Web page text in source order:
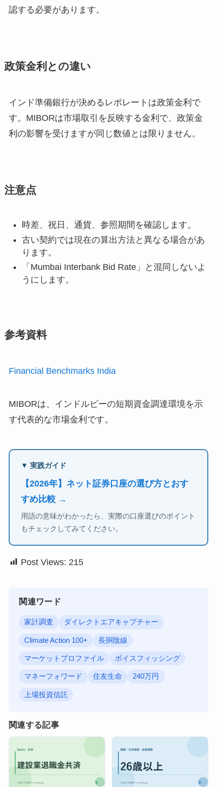
認する必要があります。
政策金利との違い
インド準備銀行が決めるレポレートは政策金利で
す。MIBORは市場取引を反映する金利で、政策金
利の影響を受けますが同じ数値とは限りません。
注意点
時差、祝日、通貨、参照期間を確認します。
古い契約では現在の算出方法と異なる場合があ
ります。
「Mumbai Interbank Bid Rate」と混同しないよ
うにします。
参考資料
Financial Benchmarks India
MIBORは、インドルピーの短期資金調達環境を示
す代表的な市場金利です。
▼ 実践ガイド
【2026年】ネット証券口座の選び方とおす
すめ比較 →
用語の意味がわかったら、実際の口座選びのポイント
もチェックしてみてください。
Post Views: 215
関連ワード
家計調査 ダイレクトエアキャプチャー
Climate Action 100+ 長胴陰線
マーケットプロファイル ボイスフィッシング
マネーフォワード 住友生命 240万円
上場投資信託
関連する記事